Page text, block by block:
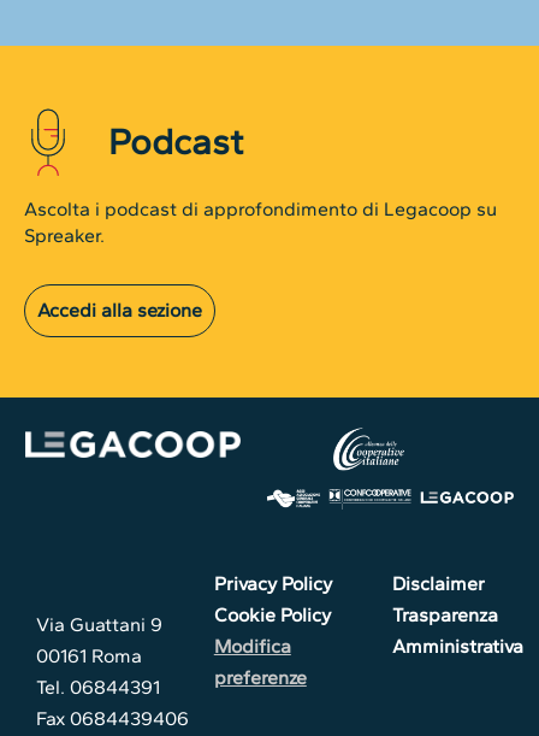
Podcast
Ascolta i podcast di approfondimento di Legacoop su
Spreaker.
Accedi alla sezione
Via Guattani 9
00161 Roma
Tel. 06844391
Fax 0684439406
Privacy Policy
Cookie Policy
Modifica
preferenze
Disclaimer
Trasparenza
Amministrativa